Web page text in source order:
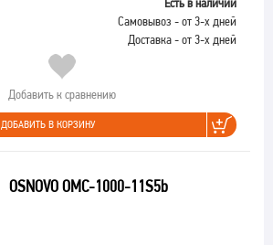
Самовывоз - от 3-х дней
Доставка - от 3-х дней
Добавить к сравнению
ДОБАВИТЬ В КОРЗИНУ
OSNOVO OMC-1000-11S5b